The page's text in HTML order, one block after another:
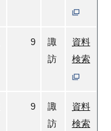
9
諏
訪
資料
検索
9
諏
訪
資料
検索